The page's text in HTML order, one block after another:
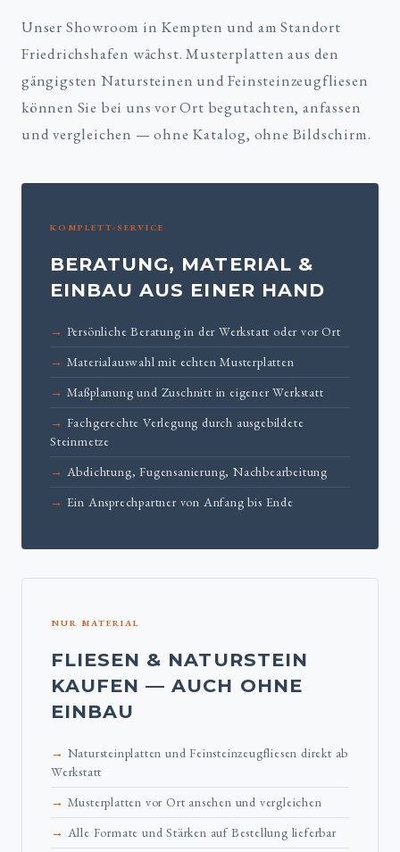
Unser Showroom in Kempten und am Standort
Friedrichshafen wächst. Musterplatten aus den
gängigsten Natursteinen und Feinsteinzeugfliesen
können Sie bei uns vor Ort begutachten, anfassen
und vergleichen — ohne Katalog, ohne Bildschirm.
KOMPLETT-SERVICE
BERATUNG, MATERIAL &
EINBAU AUS EINER HAND
Persönliche Beratung in der Werkstatt oder vor Ort
Materialauswahl mit echten Musterplatten
Maßplanung und Zuschnitt in eigener Werkstatt
Fachgerechte Verlegung durch ausgebildete
Steinmetze
Abdichtung, Fugensanierung, Nachbearbeitung
Ein Ansprechpartner von Anfang bis Ende
NUR MATERIAL
FLIESEN & NATURSTEIN
KAUFEN — AUCH OHNE
EINBAU
Natursteinplatten und Feinsteinzeugfliesen direkt ab
Werkstatt
Musterplatten vor Ort ansehen und vergleichen
Alle Formate und Stärken auf Bestellung lieferbar